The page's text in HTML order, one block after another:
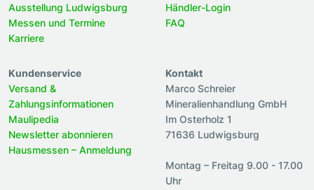
Ausstellung Ludwigsburg
Messen und Termine
Karriere
Händler-Login
FAQ
Kundenservice
Versand &
Zahlungsinformationen
Maulipedia
Newsletter abonnieren
Hausmessen – Anmeldung
Kontakt
Marco Schreier
Mineralienhandlung GmbH
Im Osterholz 1
71636 Ludwigsburg
Montag – Freitag 9.00 - 17.00
Uhr